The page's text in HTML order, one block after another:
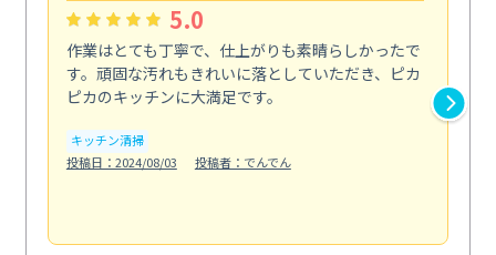
5.0
作業はとても丁寧で、仕上がりも素晴らしかったで
す。頑固な汚れもきれいに落としていただき、ピカ
ピカのキッチンに大満足です。
キッチン清掃
投稿日：2024/08/03
投稿者：でんでん